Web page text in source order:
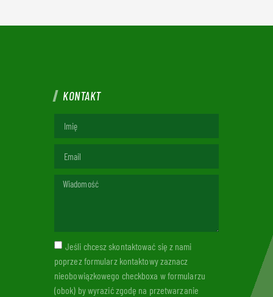
KONTAKT
Jeśli chcesz skontaktować się z nami
poprzez formularz kontaktowy zaznacz
nieobowiązkowego checkboxa w formularzu
(obok) by wyrazić zgodę na przetwarzanie